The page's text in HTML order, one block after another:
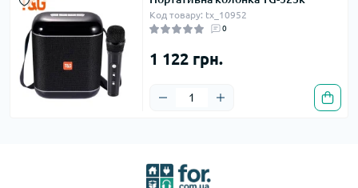
Код товару: tx_10952
0
1 122 грн.